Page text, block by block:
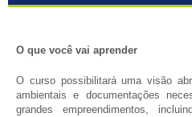
O que você vai aprender
O curso possibilitará uma visão
ambientais e documentações
grandes empreendimentos,